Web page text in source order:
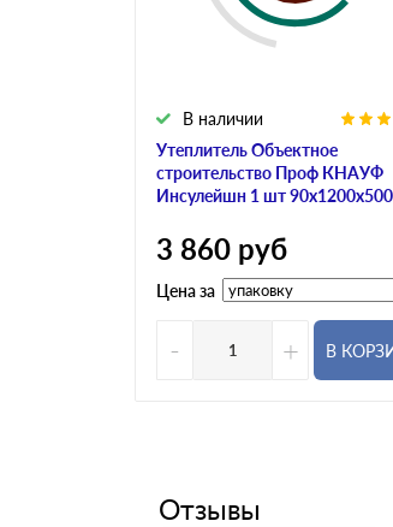
Утеплитель Объектное
строительство Проф КНАУФ
Инсулейшн 1 шт
В наличии
3 860 руб
Цена за
- + В
Отзывы